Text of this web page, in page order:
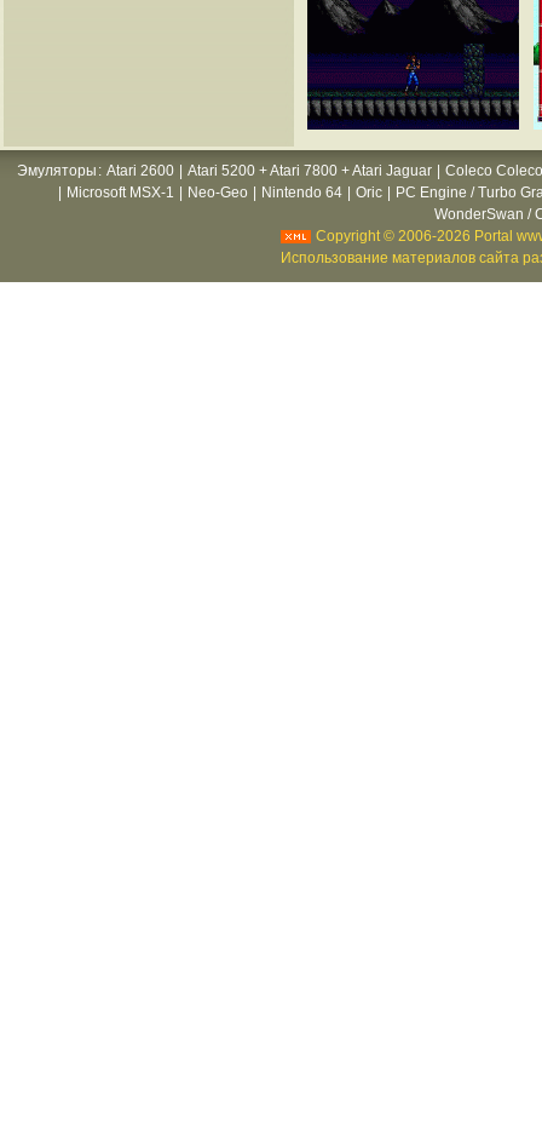
Эмуляторы : Atari 2600 Atari 5200 + Atari 7800 + Atari Jaguar
Coleco
Microsoft MSX-1 Neo-Geo Nintendo 64 Oric
PC Engine / Turbo
WonderSwan /
Copyright © 2006-2026 Portal
Использование материалов сайта